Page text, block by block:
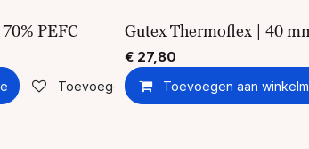
PEFC
Toevoegen aan verlanglijst
Gutex Thermoflex | 40
€ 27,80
Toevoegen aan